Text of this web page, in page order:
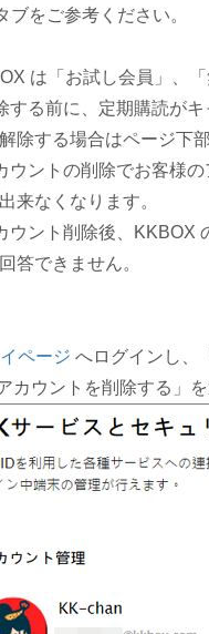
ブをご参考ください。
は「お試し会員」、
する前に、定期購読がキ
する場合はページ下部
ウントの削除でお客様
来なくなります。
ウント削除後、KKBOX
答できません。
ページ へログインし、
カウントを削除する」を